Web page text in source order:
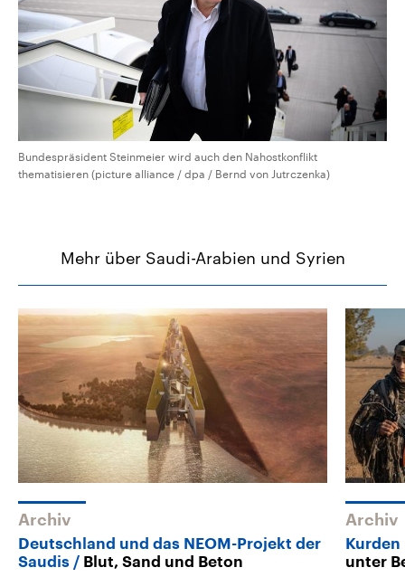
Bundespräsident Steinmeier wird auch den Nahostkonflikt
thematisieren (picture alliance / dpa / Bernd von Jutrczenka)
Mehr über Saudi-Arabien und Syrien
Archiv
Deutschland und das NEOM-Projekt der
Saudis
Blut, Sand und Beton
Archiv
unter